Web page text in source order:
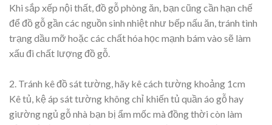
Khi sắp xếp nội thất, đồ gỗ phòng ăn, bạn cũng cần hạn chế
để đồ gỗ gần các nguồn sinh nhiệt như bếp nấu ăn, tránh tình
trạng dầu mỡ hoặc các chất hóa học mạnh bám vào sẽ làm
xấu đi chất lượng đồ gỗ.
2. Tránh kê đồ sát tường, hãy kê cách tường khoảng 1cm
Kê tủ, kệ áp sát tường không chỉ khiến tủ quần áo gỗ hay
giường ngủ gỗ nhà bạn bị ẩm mốc mà đồng thời còn làm